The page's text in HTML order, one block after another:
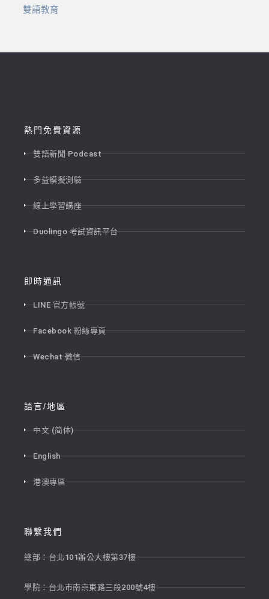
雙語教育
熱門免費資源
雙語新聞 Podcast
多益模擬測驗
線上學習講座
Duolingo 考試資訊平台
即時通訊
LINE 官方帳號
Facebook 粉絲專頁
Wechat 微信
語言/地區
中文 (简体)
English
港澳專區
聯繫我們
總部：台北101辦公大樓第37樓
學院：台北市南京東路三段200號4樓